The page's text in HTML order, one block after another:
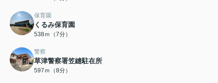
保育園
くるみ保育園
538ｍ（7分）
警察
草津警察署笠縫駐在所
597ｍ（8分）